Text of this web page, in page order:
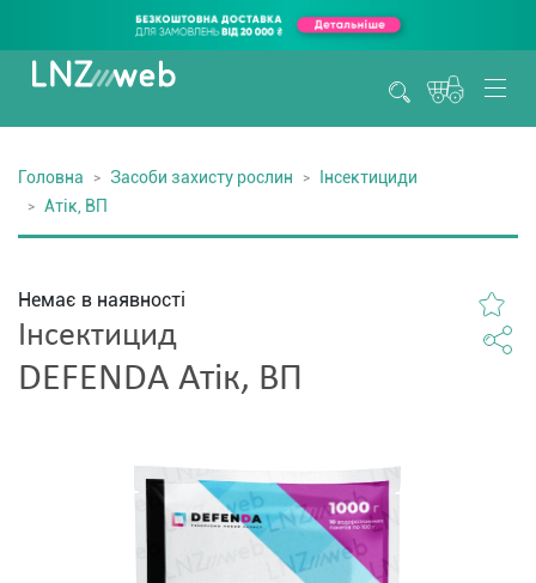
Головна Засоби захисту рослин
Інсектициди
Атік, ВП
Немає в наявності
Інсектицид
DEFENDA Атік, ВП